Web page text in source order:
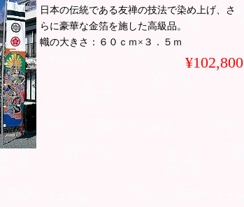
日本の伝統である友禅の技法で染め上げ、さ
らに豪華な金箔を施した高級品。
幟の大きさ：６０ｃｍ×３．５ｍ
¥102,800